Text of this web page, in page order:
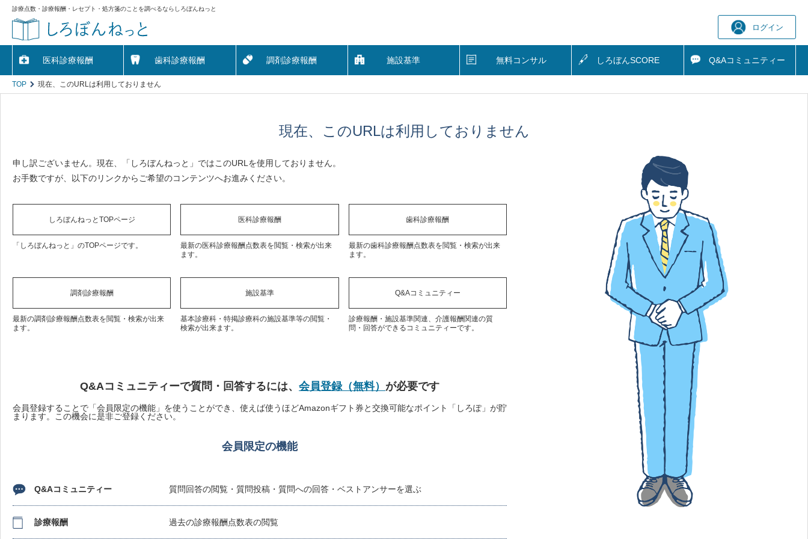
診療点数・診療報酬・レセプト・処方箋のことを調べるならしろぼんねっと
ログイン
医科診療報酬 歯科診療報酬 調剤診療報酬 施設基準 無料コンサル しろぼんSCORE Q&Aコミュニティー
TOP 現在、このURLは利用しておりません
現在、このURLは利用しておりません
申し訳ございません。現在、「しろぼんねっと」ではこのURLを使用しておりません。
お手数ですが、以下のリンクからご希望のコンテンツへお進みください。
しろぼんねっとTOPページ
「しろぼんねっと」のTOPページです。
医科診療報酬
最新の医科診療報酬点数表を閲覧・検索が出来
ます。
歯科診療報酬
最新の歯科診療報酬点数表を閲覧・検索が出来
ます。
調剤診療報酬
最新の調剤診療報酬点数表を閲覧・検索が出来
ます。
施設基準
基本診療科・特掲診療科の施設基準等の閲覧・
検索が出来ます。
Q&Aコミュニティー
診療報酬・施設基準関連、介護報酬関連の質
問・回答ができるコミュニティーです。
Q&Aコミュニティーで質問・回答するには、 会員登録（無料） が必要です
会員登録することで「会員限定の機能」を使うことができ、使えば使うほどAmazonギフト券と交換可能なポイント「しろぽ」が貯
まります。この機会に是非ご登録ください。
会員限定の機能
Q&Aコミュニティー 質問回答の閲覧・質問投稿・質問への回答・ベストアンサーを選ぶ
診療報酬 過去の診療報酬点数表の閲覧